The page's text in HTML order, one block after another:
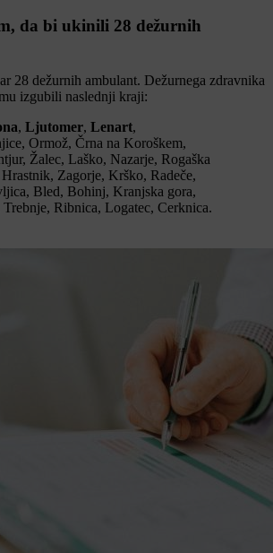
da bi ukinili 28 dežurnih
28 dežurnih ambulant. Dežurnega zdravnika
izgubili naslednji kraji:
, Ljutomer, Lenart,
Ormož, Črna na Koroškem,
Žalec, Laško, Nazarje, Rogaška
Zagorje, Krško, Radeče,
Bled, Bohinj, Kranjska gora,
Ribnica, Logatec, Cerknica.